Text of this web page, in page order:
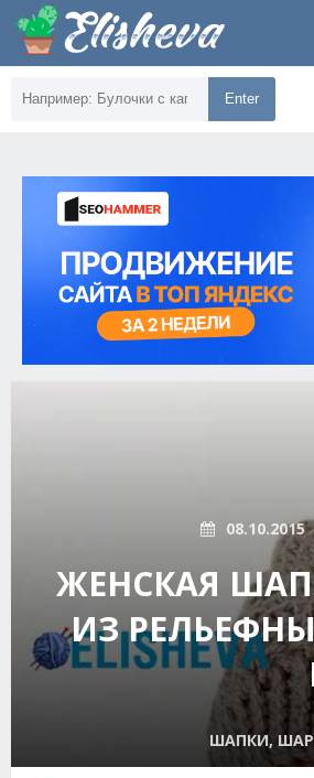
Enter
08.10.2015
ЖЕНСКАЯ
ИЗ
ШАПКИ,